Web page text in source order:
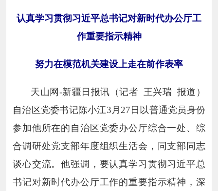
认真学习贯彻习近平总书记对新时代办公厅工
作重要指示精神
努力在模范机关建设上走在前作表率
天山网-新疆日报讯（记者 王兴瑞 报道）
自治区党委书记陈小江3 月 27日以普通党员身份
参加他所在的自治区党委办公厅综合一处、综
合调研处党支部年度组织生活会，同支部同志
谈心交流。他强调，要认真学习贯彻习近平总
书记对新时代办公厅工作的重要指示精神，深